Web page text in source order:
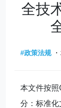
全技
#政策法规 ·
本文件按
分：标准化